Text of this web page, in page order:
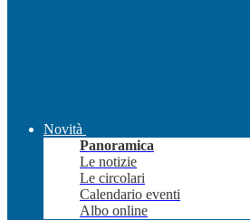
Novità
Panoramica
Le notizie
Le circolari
Calendario eventi
Albo online